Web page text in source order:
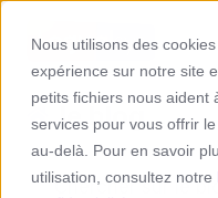
Nous utilisons des
expérience sur notre site
petits fichiers nous aident
services pour vous offrir
au-delà. Pour en savoir
utilisation, consultez notre
le blog